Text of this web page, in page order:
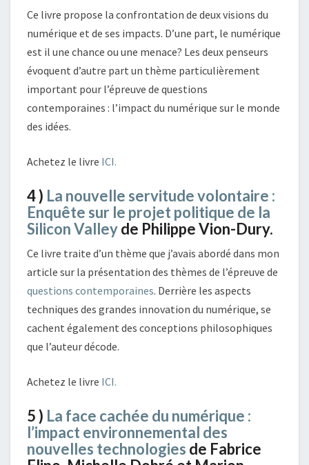
Ce livre propose la confrontation de deux visions du
numérique et de ses impacts. D’une part, le numérique
est il une chance ou une menace? Les deux penseurs
évoquent d’autre part un thème particulièrement
important pour l’épreuve de questions
contemporaines : l’impact du numérique sur le monde
des idées.
Achetez le livre ICI.
4 ) La nouvelle servitude volontaire :
Enquête sur le projet politique de la
Silicon Valleyde Philippe Vion-Dury.
Ce livre traite d’un thème que j’avais abordé dans mon
article sur la présentation des thèmes de l’épreuve de
questions contemporaines. Derrière les aspects
techniques des grandes innovation du numérique, se
cachent également des conceptions philosophiques
que l’auteur décode.
Achetez le livre ICI.
5 ) La face cachée du numérique :
l’impact environnemental des
nouvelles technologies de Fabrice